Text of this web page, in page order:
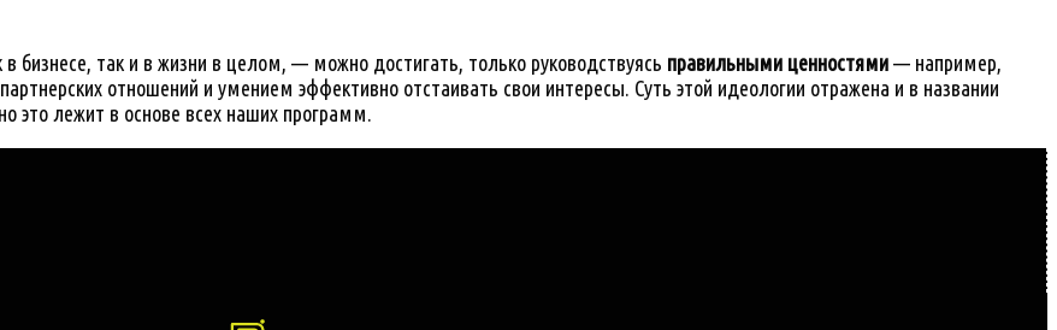
так и в жизни в целом, — можно достигать, только руководствуясь правильными ценностями — например,
отношений и умением эффективно отстаивать свои интересы. Суть этой идеологии отражена и в названии
это лежит в основе всех наших программ.